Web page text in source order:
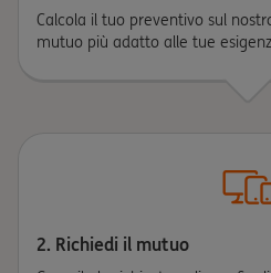
Calcola il tuo preventivo sul
mutuo più adatto alle tue
2. Richiedi il mutuo